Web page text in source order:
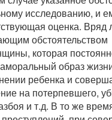
исследованию, и
оценка. Вряд
обстоятельством
которая
аморальный образ
ребенка и
на потерпевшего,
и т.д. В то же